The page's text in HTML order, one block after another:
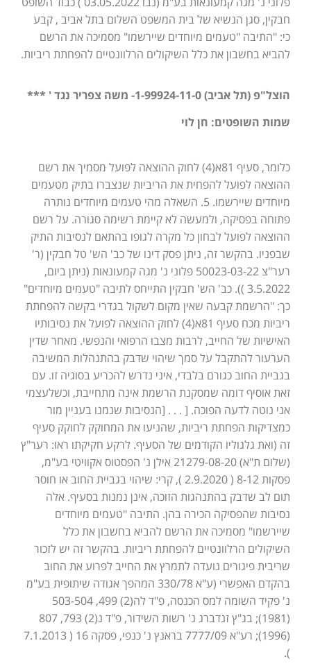
חבקין, סגן הנשיא של בית המשפט השלום בתל אביב , קבע
כי: "התיבה "טעמים מיוחדים שיירשמו" מסמיכה את הרשם
להביא בחשבון את כלל השיקולים הרלוונטיים להפחתת ריביות.
הוצל"פ (תל אביב) 1-99924-11-0- משה צפריר נגד ' ***
שמות השופטים: חן לוי
כלומר, סעיף 81א(4) לחוק ההוצאה לפועל מסמיך את רשם
ההוצאה לפועל להפחית את הריביות שנצברו בתיק מטעמים
מיוחדים שיירשמו. 5. השאלה מהי טעמים מיוחדים נותרה
פתוחה בפסיקה, ולמעשה לא קיימת רשימה סגורה. על רשם
ההוצאה לפועל לבחון כל מקרה לגופו בהתאם לנסיבות התיק
שבפניו. בהקשר זה, ניתן פסק דינו של כב' הש' טל חבקין (ר'
רער"צ 50023-03-22 פלוני נ' מגה קמעונאות (ניתן ביום,
3.5.2022 )). כב' הש' חבקין התייחס לתיבה "טעמים מיוחדים"
כך: "הרשמת קבעה שאין מקום לשקול בגדרי בקשה להפחתת
ריביות מכח סעיף 81א(4) לחוק ההוצאה לפועל את נסיבותיו
האישיות של החייב, לרבות מצבו הרפואי והנפשי. מאחר שדין
הערעור להתקבל על סמך שיהוי שדבק בהתנהלות המשיבה
בגביית החוב כגורם בלבדי, איני נדרש להכריע בסוגיה זו. עם
זאת אוסיף דומה שמסקנת הרשמת אינה מתחייבת, וכשלעצמי
אני נוטה לדעה הפוכה. [ . . . [הנסיבות שנמנו בעניין מור
כמצדיקות הפחתת ריביות, שהניעו את המחוקק לחוקק סעיף
זה (ואת גלגוליו הקודמים של הסעיף. לרקע חקיקתו ראו: רער"ץ
(שלום ת"א) 21279-08-20 אילן נ' הפסטוס אקוויטי בע"מ,
פסקות 8-12 ( 2.9.2020 ), קרי: שיהוי בגביית החוב או חוסר
תום לב שדבק בהתנהגות הזוכה, אינן נמנות בסעיף. אלה
נסיבות שהפסיקה הכירה בהן. התיבה "טעמים מיוחדים
שיירשמו" מסמיכה את הרשם להביא בחשבון את כלל
השיקולים הרלוונטיים להפחתת ריביות. בהקשר זה יש לזכור
שריבית פיגורים נועדה לתמרץ את החייב לפרוע את החוב
בהקדם האפשרי (ע"א 330/78 המהפך אגודה שיתופית בע"מ
נ' פקיד השומה למס הכנסה, פ"ד לה(2) 499, 503-504
(1981); בג"ץ זנדברג נ' רשות השידור, פ"ד נ(2) 793, 807
(1996); רע"א 7777/09 בראנץ נ' כנפי, פסקה 16 ( 7.1.2013
).